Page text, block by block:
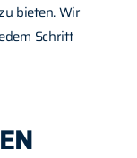
bieten. Wir
Schritt